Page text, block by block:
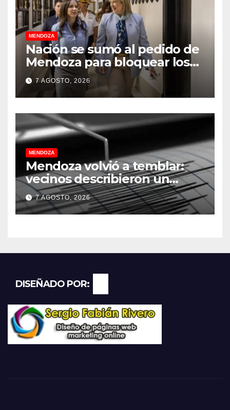
MENDOZA
Nación se sumó al pedido de
Mendoza para bloquear los
celulares en las cárceles de la
provincia
7 AGOSTO, 2026
MENDOZA
Mendoza volvió a temblar:
vecinos describieron un
“sacudón” acompañado por
un fuerte estruendo
7 AGOSTO, 2026
DISEÑADO POR: